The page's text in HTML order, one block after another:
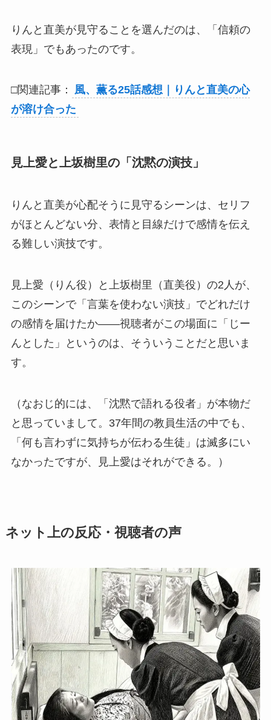
りんと直美が見守ることを選んだのは、「信頼の
表現」でもあったのです。
□関連記事：
風、薫る25話感想｜りんと直美の心
が溶け合った
見上愛と上坂樹里の「沈黙の演技」
りんと直美が心配そうに見守るシーンは、セリフ
がほとんどない分、表情と目線だけで感情を伝え
る難しい演技です。
見上愛（りん役）と上坂樹里（直美役）の2人が、
このシーンで「言葉を使わない演技」でどれだけ
の感情を届けたか——視聴者がこの場面に「じー
んとした」というのは、そういうことだと思いま
す。
（なおじ的には、「沈黙で語れる役者」が本物だ
と思っていまして。37年間の教員生活の中でも、
「何も言わずに気持ちが伝わる生徒」は滅多にい
なかったですが、見上愛はそれができる。）
ネット上の反応・視聴者の声